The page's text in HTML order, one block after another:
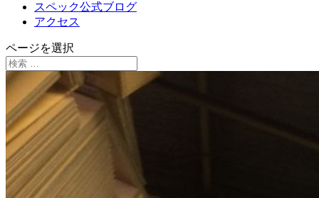
スペック公式ブログ
アクセス
ページを選択